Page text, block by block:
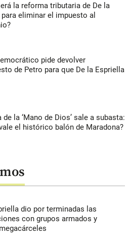
la reforma tributaria de De la
eliminar el impuesto al
pide devolver
de Petro para que De la Espriella
de la ‘Mano de Dios’ sale a subasta:
el histórico balón de Maradona?
dio por terminadas las
con grupos armados y